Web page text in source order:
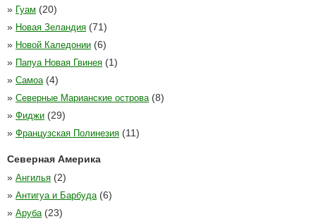
» Гуам (20)
» Новая Зеландия (71)
» Новой Каледонии (6)
» Папуа Новая Гвинея (1)
» Самоа (4)
» Северные Марианские острова (8)
» Фиджи (29)
» Французская Полинезия (11)
Северная Америка
» Ангилья (2)
» Антигуа и Барбуда (6)
» Аруба (23)